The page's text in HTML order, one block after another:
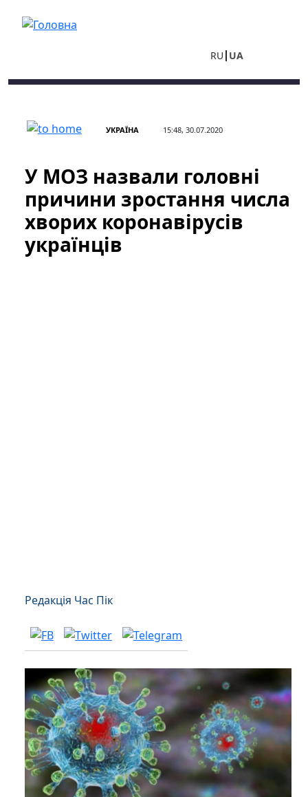
RU UA
УКРАЇНА 15:48, 30.07.2020
У МОЗ назвали головні
причини зростання числа
хворих коронавірусів
українців
Редакція Час Пік